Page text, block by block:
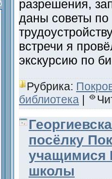
разрешения,
даны советы
встречи я
экскурсию по
Рубрика:
библиотека |
посёлку
учащимися
школы